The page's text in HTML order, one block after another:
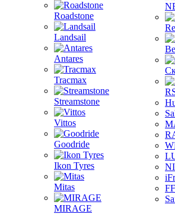
Roadstone
Landsail
Antares
Tracmax
Streamstone
Vittos
Goodride
Ikon Tyres
Mitas
MIRAGE
FF